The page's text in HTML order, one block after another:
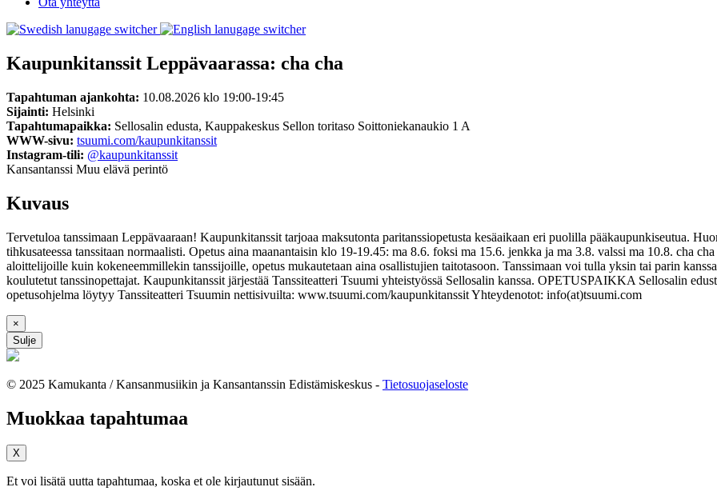
Kaupunkitanssit Leppävaarassa: cha cha
Tapahtuman ajankohta: 10.08.2026 klo 19:00-19:45
Sijainti: Helsinki
Tapahtumapaikka: Sellosalin edusta, Kauppakeskus Sellon toritaso Soittoniekanaukio 1 A
WWW-sivu: tsuumi.com/kaupunkitanssit
Instagram-tili: @kaupunkitanssit
Kansantanssi Muu elävä perintö
Kuvaus
Tervetuloa tanssimaan Leppävaaraan! Kaupunkitanssit tarjoaa maksutonta paritanssiopetusta kesäaikaan eri puolilla pääkaupunkiseutua.
tihkusateessa tanssitaan normaalisti. Opetus aina maanantaisin klo 19-19.45: ma 8.6. foksi ma 15.6. jenkka ja ma 3.8. valssi ma 10.8. cha
aloittelijoille kuin kokeneemmillekin tanssijoille, opetus mukautetaan aina osallistujien taitotasoon. Tanssimaan voi tulla yksin tai parin
koulutetut tanssinopettajat. Kaupunkitanssit järjestää Tanssiteatteri Tsuumi yhteistyössä Sellosalin kanssa. OPETUSPAIKKA Sellosalin
opetusohjelma löytyy Tanssiteatteri Tsuumin nettisivuilta: www.tsuumi.com/kaupunkitanssit Yhteydenotot: info(at)tsuumi.com
×
Sulje
© 2025 Kamukanta / Kansanmusiikin ja Kansantanssin Edistämiskeskus - Tietosuojaseloste
Muokkaa tapahtumaa
X
Et voi lisätä uutta tapahtumaa, koska et ole kirjautunut sisään.